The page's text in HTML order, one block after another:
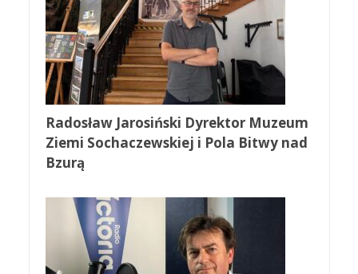
Radosław Jarosiński Dyrektor Muzeum
Ziemi Sochaczewskiej i Pola Bitwy nad
Bzurą